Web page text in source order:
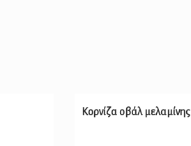
Κορνίζα οβάλ μελαμίνης